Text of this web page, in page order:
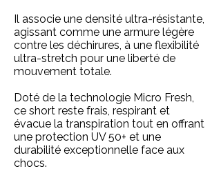
Il associe une densité ultra-résistante,
agissant comme une armure légère
contre les déchirures, à une flexibilité
ultra-stretch pour une liberté de
mouvement totale.
Doté de la technologie Micro Fresh,
ce short reste frais, respirant et
évacue la transpiration tout en offrant
une protection UV 50+ et une
durabilité exceptionnelle face aux
chocs.